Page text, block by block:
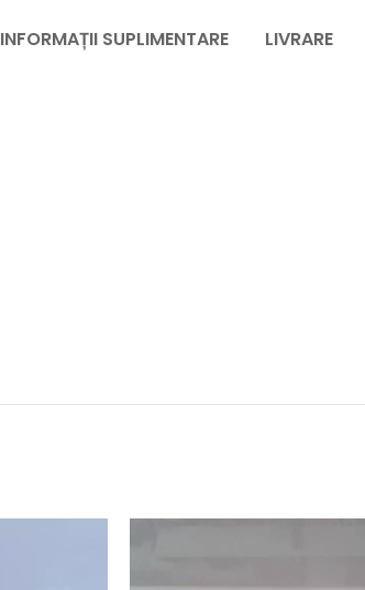
INFORMAȚII SUPLIMENTARE LIVRARE